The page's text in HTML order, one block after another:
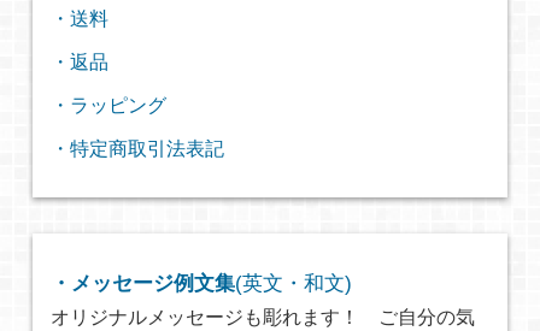
・送料
・返品
・ラッピング
・特定商取引法表記
・メッセージ例文集(英文・和文)
オリジナルメッセージも彫れます！ ご自分の気